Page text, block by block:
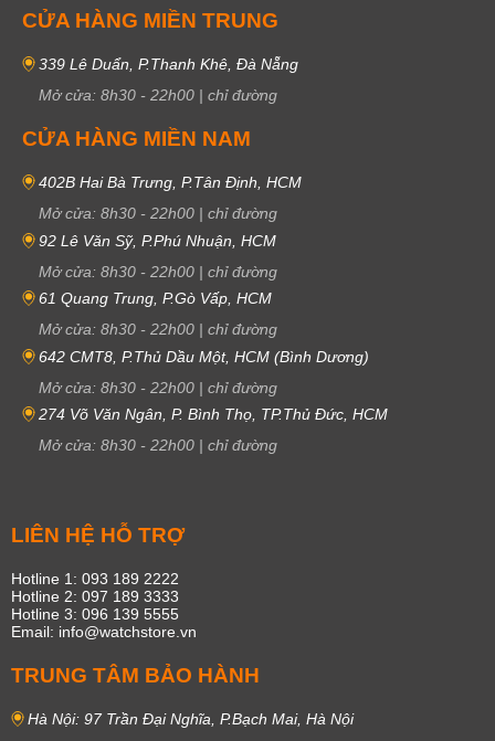
CỬA HÀNG MIỀN TRUNG
339 Lê Duẩn, P.Thanh Khê, Đà Nẵng
Mở cửa: 8h30 - 22h00 | chỉ đường
CỬA HÀNG MIỀN NAM
402B Hai Bà Trưng, P.Tân Định, HCM
Mở cửa: 8h30 - 22h00 | chỉ đường
92 Lê Văn Sỹ, P.Phú Nhuận, HCM
Mở cửa: 8h30 - 22h00 | chỉ đường
61 Quang Trung, P.Gò Vấp, HCM
Mở cửa: 8h30 - 22h00 | chỉ đường
642 CMT8, P.Thủ Dầu Một, HCM (Bình Dương)
Mở cửa: 8h30 - 22h00 | chỉ đường
274 Võ Văn Ngân, P. Bình Thọ, TP.Thủ Đức, HCM
Mở cửa: 8h30 - 22h00 | chỉ đường
LIÊN HỆ HỖ TRỢ
Hotline 1: 093 189 2222
Hotline 2: 097 189 3333
Hotline 3: 096 139 5555
Email: info@watchstore.vn
TRUNG TÂM BẢO HÀNH
Hà Nội: 97 Trần Đại Nghĩa, P.Bạch Mai, Hà Nội